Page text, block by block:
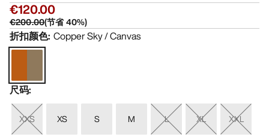
€120.00
€200.00(节省40%)
折扣颜色: Copper Sky / Canvas
尺码:
XXS XS S M L XL
XXL